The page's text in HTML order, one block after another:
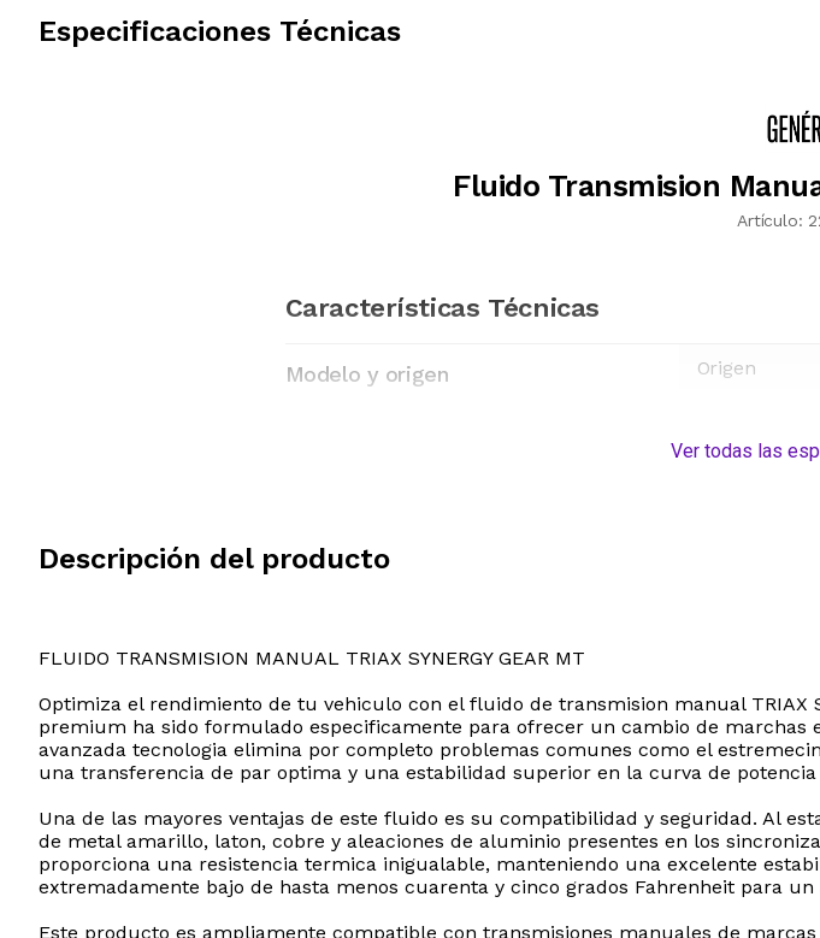
Especificaciones Técnicas
Fluido Transmision
Artículo:
Características Técnicas
Modelo y origen Origen
Ver todas las
Descripción del producto
FLUIDO TRANSMISION MANUAL TRIAX SYNERGY GEAR MT
Optimiza el rendimiento de tu vehiculo con el fluido de transmision manual
premium ha sido formulado especificamente para ofrecer un cambio de
avanzada tecnologia elimina por completo problemas comunes como el
una transferencia de par optima y una estabilidad superior en la curva de
Una de las mayores ventajas de este fluido es su compatibilidad y seguridad. Al
de metal amarillo, laton, cobre y aleaciones de aluminio presentes en los
proporciona una resistencia termica inigualable, manteniendo una excelente
extremadamente bajo de hasta menos cuarenta y cinco grados Fahrenheit para
Este producto es ampliamente compatible con transmisiones manuales de